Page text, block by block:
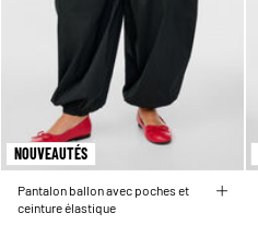
NOUVEAUTÉS
Pantalon ballon avec poches et
ceinture élastique